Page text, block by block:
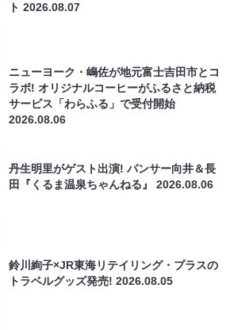
ト2026.08.07
ニューヨーク・嶋佐が地元富士吉田市とコ
ラボ! オリジナルコーヒーがふるさと納税
サービス「わらふる」で受付開始
2026.08.06
丹生明里がゲスト出演! パンサー向井＆長
田『くるま温泉ちゃんねる』2026.08.06
鈴川絢子×JR東海リテイリング・プラスの
トラベルグッズ発売!2026.08.05